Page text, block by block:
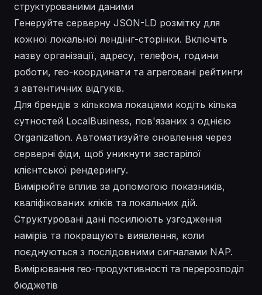
структурованими даними
Генеруйте серверну JSON-LD розмітку для
кожної локальної лендінг-сторінки. Включіть
назву організації, адресу, телефон, години
роботи, гео-координати та агреговані рейтинги
з автентичних відгуків.
Для брендів з кількома локаціями кодіть кілька
сутностей LocalBusiness, пов'язаних з однією
Organization. Автоматизуйте оновлення через
серверні фіди, щоб уникнути застарілої
клієнтської рендерингу.
Вимірюйте вплив за допомогою показників,
кваліфікованих кліків та локальних дій.
Структуровані дані посилюють узгодження
намірів та покращують виявлення, коли
поєднуються з послідовними сигналами NAP.
Вимірювання гео-продуктивності та перерозподіл
бюджетів